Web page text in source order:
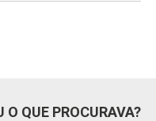
O QUE PROCURAVA?